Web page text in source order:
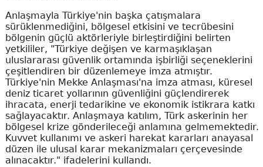
Anlaşmayla Türkiye'nin başka çatışmalara
sürüklenmediğini, bölgesel etkisini ve tecrübesini
bölgenin güçlü aktörleriyle birleştirdiğini belirten
yetkililer, "Türkiye değişen ve karmaşıklaşan
uluslararası güvenlik ortamında işbirliği seçeneklerini
çeşitlendiren bir düzenlemeye imza atmıştır.
Türkiye'nin Mekke Anlaşması'na imza atması, küresel
deniz ticaret yollarının güvenliğini güçlendirerek
ihracata, enerji tedarikine ve ekonomik istikrara katkı
sağlayacaktır. Anlaşmaya katılım, Türk askerinin her
bölgesel krize gönderileceği anlamına gelmemektedir.
Kuvvet kullanımı ve askeri harekat kararları anayasal
düzen ile ulusal karar mekanizmaları çerçevesinde
alınacaktır." ifadelerini kullandı.